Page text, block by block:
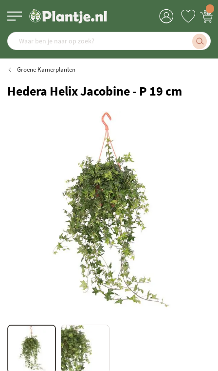
Groene Kamerplanten
Hedera Helix Jacobine - P 19 cm